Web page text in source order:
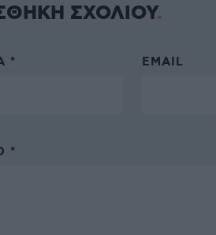
ΣΧΟΛΙΟΥ
* EMAIL
*